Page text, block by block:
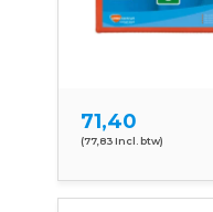
71,40
(77,83 Incl. btw)